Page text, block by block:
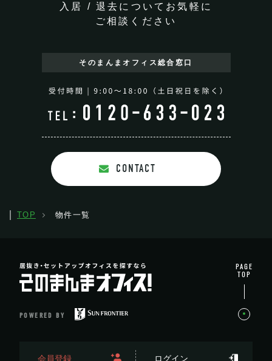
入居 / 退去についてお気軽に
ご相談ください
そのまんまオフィス 総合窓口
CONTACT
TOP 物件一覧
POWERED BY
会員登録 ログイン
PAGE
TOP